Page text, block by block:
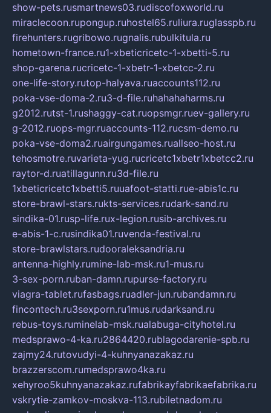
show-pets.rusmartnews03.rudiscofoxworld.ru
miraclecoon.rupongup.ruhostel65.ruliura.ruglasspb.ru
firehunters.rugribowo.rugnalis.rubulkitula.ru
hometown-france.ru1-xbeticricetc-1-xbetti-5.ru
shop-garena.rucricetc-1-xbetr-1-xbetcc-2.ru
one-life-story.rutop-halyava.ruaccounts112.ru
poka-vse-doma-2.ru3-d-file.ruhahahaharms.ru
g2012.rutst-1.rushaggy-cat.ruopsmgr.ruev-gallery.ru
g-2012.ruops-mgr.ruaccounts-112.rucsm-demo.ru
poka-vse-doma2.ruairgungames.ruallseo-host.ru
tehosmotre.ruvarieta-yug.rucricetc1xbetr1xbetcc2.ru
raytor-d.ruatillagunn.ru3d-file.ru
1xbeticricetc1xbetti5.ruuafoot-statti.rue-abis1c.ru
store-brawl-stars.rukts-services.rudark-sand.ru
sindika-01.rusp-life.rux-legion.rusib-archives.ru
e-abis-1-c.rusindika01.ruvenda-festival.ru
store-brawlstars.rudooraleksandria.ru
antenna-highly.rumine-lab-msk.ru1-mus.ru
3-sex-porn.ruban-damn.rupurse-factory.ru
viagra-tablet.rufasbags.ruadler-jun.rubandamn.ru
fincontech.ru3sexporn.ru1mus.rudarksand.ru
rebus-toys.ruminelab-msk.rualabuga-cityhotel.ru
medsprawo-4-ka.ru2864420.rublagodarenie-spb.ru
zajmy24.rutovudyi-4-kuhnyanazakaz.ru
brazzerscom.rumedsprawo4ka.ru
xehyroo5kuhnyanazakaz.rufabrikayfabrikaefabrika.ru
vskrytie-zamkov-moskva-113.rubiletnadom.ru